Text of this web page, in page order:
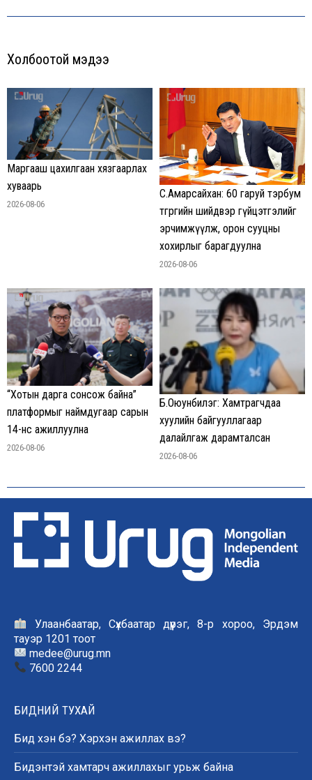
Холбоотой мэдээ
Маргааш цахилгаан хязгаарлах
хуваарь
2026-08-06
С.Амарсайхан: 60 гаруй тэрбум
төгрөгийн шийдвэр гүйцэтгэлийг
эрчимжүүлж, орон сууцны
хохирлыг барагдуулна
2026-08-06
“Хотын дарга сонсож байна”
платформыг наймдугаар сарын
14-нөөс ажиллуулна
2026-08-06
Б.Оюунбилэг: Хамтрагчдаа
хуулийн байгууллагаар
далайлгаж дарамталсан
2026-08-06
Улаанбаатар, Сүхбаатар дүүрэг, 8-р хороо, Эрдэм
тауэр 1201 тоот
medee@urug.mn
7600 2244
БИДНИЙ ТУХАЙ
Бид хэн бэ? Хэрхэн ажиллах вэ?
Бидэнтэй хамтарч ажиллахыг урьж байна